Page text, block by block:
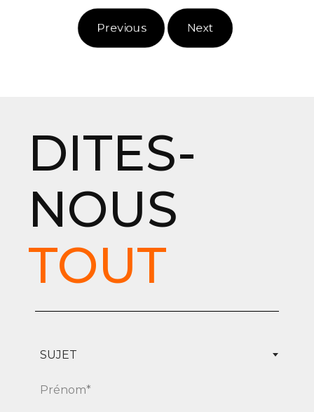
Previous Next
DITES-
NOUS
TOUT
SUJET